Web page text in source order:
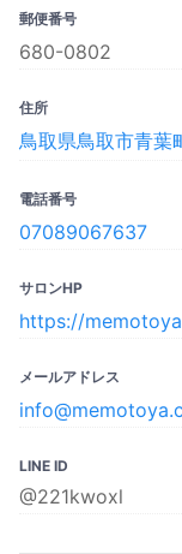
郵便番号
680-0802
住所
鳥取県鳥取市青
電話番号
07089067637
サロンHP
https://
メールアドレス
LINE ID
@221kwoxl